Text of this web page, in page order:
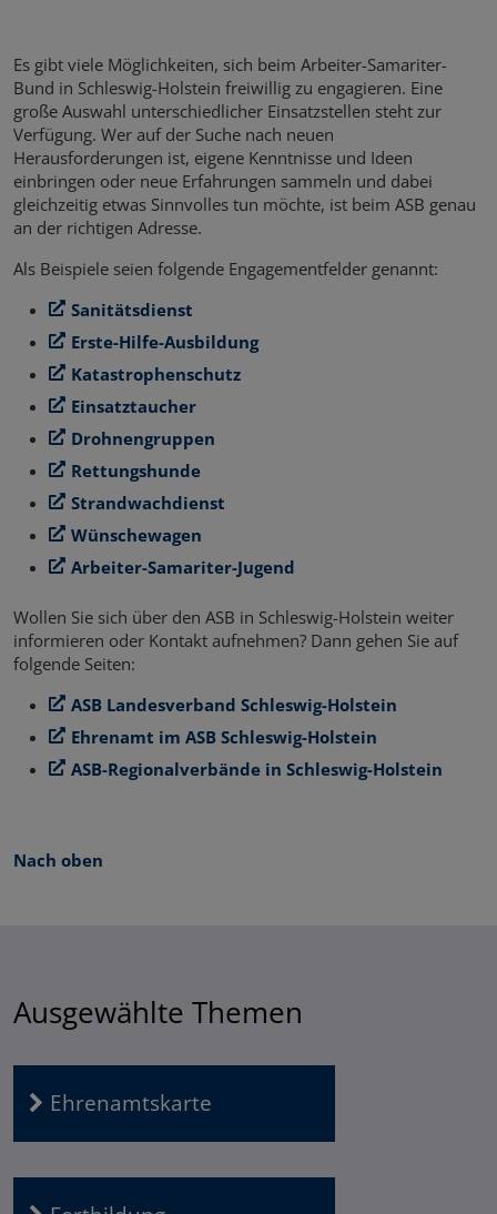
Es gibt viele Möglichkeiten, sich beim Arbeiter-Samariter-
Bund in Schleswig-Holstein freiwillig zu engagieren. Eine
große Auswahl unterschiedlicher Einsatzstellen steht zur
Verfügung. Wer auf der Suche nach neuen
Herausforderungen ist, eigene Kenntnisse und Ideen
einbringen oder neue Erfahrungen sammeln und dabei
gleichzeitig etwas Sinnvolles tun möchte, ist beim ASB genau
an der richtigen Adresse.
Als Beispiele seien folgende Engagementfelder genannt:
Sanitätsdienst
Erste-Hilfe-Ausbildung
Katastrophenschutz
Einsatztaucher
Drohnengruppen
Rettungshunde
Strandwachdienst
Wünschewagen
Arbeiter-Samariter-Jugend
Wollen Sie sich über den ASB in Schleswig-Holstein weiter
informieren oder Kontakt aufnehmen? Dann gehen Sie auf
folgende Seiten:
ASB Landesverband Schleswig-Holstein
Ehrenamt im ASB Schleswig-Holstein
ASB-Regionalverbände in Schleswig-Holstein
Nach oben
Ausgewählte Themen
Ehrenamtskarte